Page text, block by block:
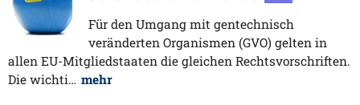
Für den Umgang mit gentechnisch
veränderten Organismen (GVO) gelten in
allen EU-Mitgliedstaaten die gleichen Rechtsvorschriften.
Die wichti… mehr